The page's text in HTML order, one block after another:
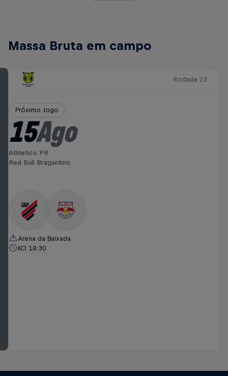
Massa Bruta em campo
Rodada 23
Próximo Jogo
15Ago
Athletico PR
Red Bull Bragantino
Arena da Baixada
KO 18:30